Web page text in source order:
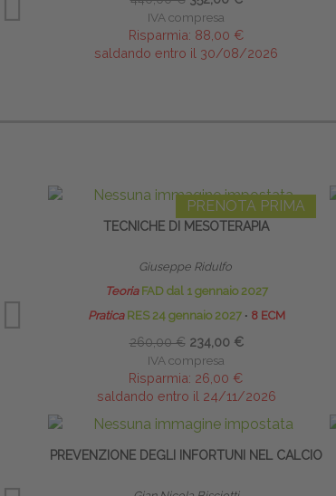
IVA compresa
Risparmia: 88,00 €
saldando entro il 30/08/2026
PRENOTA PRIMA
TECNICHE DI MESOTERAPIA
Giuseppe Ridulfo
Teoria FAD dal 1 gennaio 2027
PraticaRES 24 gennaio 2027 ∙ 8 ECM
260,00 € 234,00 €
IVA compresa
Risparmia: 26,00 €
saldando entro il 24/11/2026
PREVENZIONE DEGLI INFORTUNI NEL CALCIO